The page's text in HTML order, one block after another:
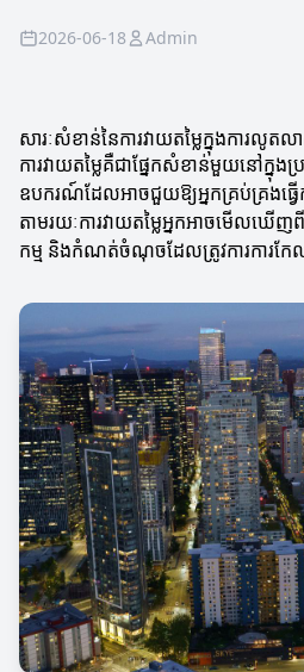
2026-06-18 Admin
សារៈសំខាន់នៃការវាយតម្លៃក្នុងការលូតល
ការវាយតម្លៃគឺជាផ្នែកសំខាន់មួយនៅក្នុង
ឧបករណ៍ដែលអាចជួយឱ្យអ្នកគ្រប់គ្រងធ្វើ
តាមរយៈការវាយតម្លៃអ្នកអាចមើលឃើ
កម្ម និងកំណត់ចំណុចដែលត្រូវការការកែ